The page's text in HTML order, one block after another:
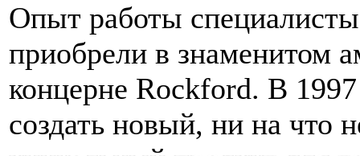
Опыт работы
приобрели в знаменитом
концерне Rockford. В 1997
создать новый, ни на что